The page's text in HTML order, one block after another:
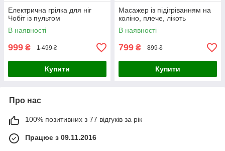
Електрична грілка для ніг
Чобіт із пультом
В наявності
999 ₴ 1 499 ₴
Купити
Масажер із підігріванням на
коліно, плече, лікоть
В наявності
799 ₴ 899 ₴
Купити
Про нас
100% позитивних з 77 відгуків за рік
Працює з 09.11.2016